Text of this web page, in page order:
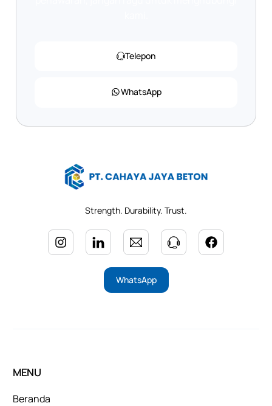
Telepon
WhatsApp
Strength. Durability. Trust.
WhatsApp
MENU
Beranda